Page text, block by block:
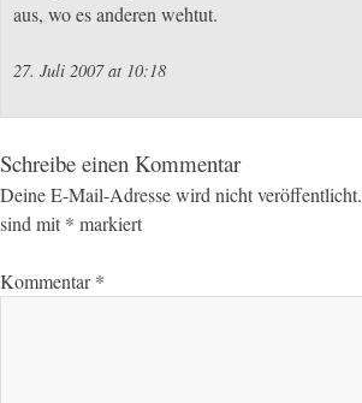
aus, wo es anderen wehtut.
27. Juli 2007 at 10:18
Schreibe einen Kommentar
Deine E-Mail-Adresse wird nicht veröffentlicht.
sind mit * markiert
Kommentar*